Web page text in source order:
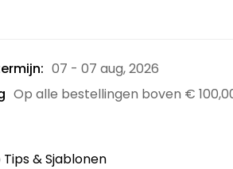
07 - 07 aug, 2026
Op alle bestellingen boven €
Tips & Sjablonen